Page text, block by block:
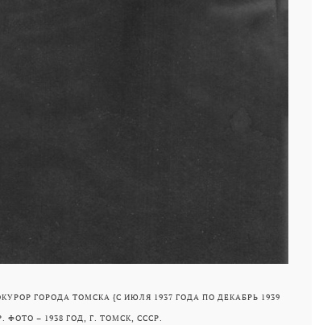
ГОРОДА ТОМСКА {С ИЮЛЯ 1937 ГОДА ПО ДЕКАБРЬ 1939
ФОТО – 1938 ГОД, Г. ТОМСК, СССР.